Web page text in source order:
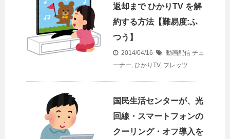
返却まで ひかりTV を解
約する方法【難易度:ふ
つう】
2014/04/16 動画配信 チュ
ーナー, ひかりTV, フレッツ
国民生活センターが、光
回線・スマートフォンの
クーリング・オフ導入を